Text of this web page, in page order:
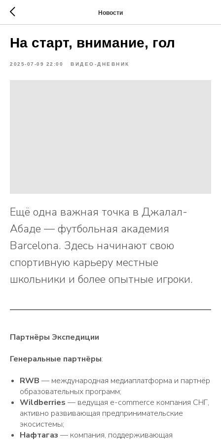
Новости
На старт, внимание, гол
2025-07-09 22:00 ВИДЕО-ДНЕВНИК
Ещё одна важная точка в Джалал-
Абаде — футбольная академия
Barcelona. Здесь начинают свою
спортивную карьеру местные
школьники и более опытные игроки.
Партнёры Экспедиции
Генеральные партнёры:
RWB — международная медиаплатформа и партнёр
образовательных программ;
Wildberries — ведущая e-commerce компания СНГ,
активно развивающая предпринимательские
экосистемы;
Нафтагаз — компания, поддерживающая